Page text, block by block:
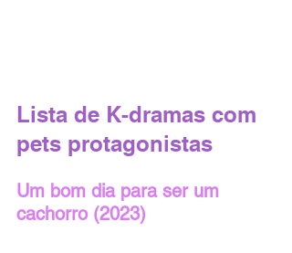
Lista de K-dramas com
pets protagonistas
Um bom dia para ser um
cachorro (2023)